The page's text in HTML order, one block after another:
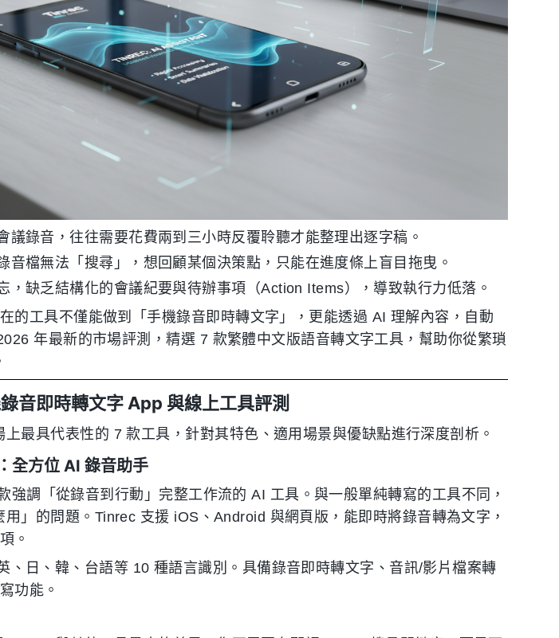
議錄音，往往需要花費兩到三小時反覆聆聽才能整理出逐字稿。
音檔無法「搜尋」，想回顧某個決策點，只能在進度條上盲目拖曳。
，缺乏結構化的會議紀要與待辦事項（Action Items），導致執行力低落。
的工具不僅能做到「手機錄音即時轉文字」，更能透過 AI 理解內容，自動
年最新的市場評測，精選 7 款繁體中文版語音轉文字工具，幫助你從繁瑣
音即時轉文字 App 與線上工具評測
最具代表性的 7 款工具，針對其特色、適用場景與優缺點進行深度剖析。
全方位 AI 錄音助手
強調「從錄音到行動」完整工作流的 AI 工具。與一般單純轉寫的工具不同，
」的問題。Tinrec 支援 iOS、Android 與網頁版，能即時將錄音轉為文字，
。
、日、韓、台語等 10 種語言識別。具備錄音即時轉文字、音訊/影片檔案轉
功能。